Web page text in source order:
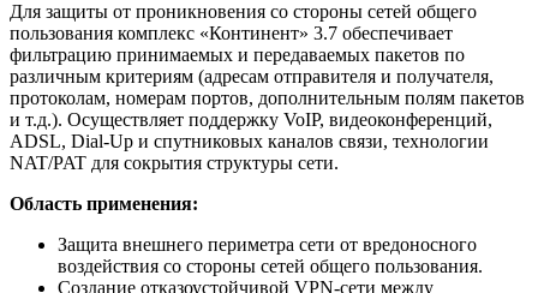
Для защиты от проникновения со стороны сетей общего
пользования комплекс «Континент» 3.7 обеспечивает
фильтрацию принимаемых и передаваемых пакетов по
различным критериям (адресам отправителя и получателя,
протоколам, номерам портов, дополнительным полям пакетов
и т.д.). Осуществляет поддержку VoIP, видеоконференций,
ADSL, Dial-Up и спутниковых каналов связи, технологии
NAT/PAT для сокрытия структуры сети.
Область применения:
Защита внешнего периметра сети от вредоносного
воздействия со стороны сетей общего пользования.
Создание отказоустойчивой VPN-сети между